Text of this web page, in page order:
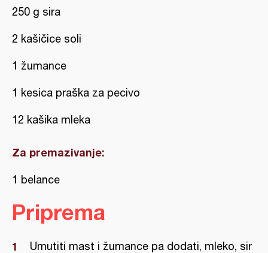
250 g sira
2 kašičice soli
1 žumance
1 kesica praška za pecivo
12 kašika mleka
Za premazivanje:
1 belance
Priprema
Umutiti mast i žumance pa dodati, mleko, sir